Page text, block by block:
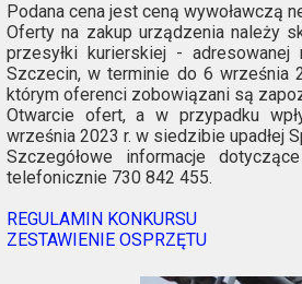
Podana cena jest ceną wywoławczą
Oferty na zakup urządzenia należy
przesyłki kurierskiej -
Szczecin, w terminie do 6 września
którym oferenci zobowiązani są
Otwarcie ofert, a w przypadku
września 2023 r. w siedzibie upadłej
Szczegółowe informacje
telefonicznie 730 842 455.
REGULAMIN KONKURSU
ZESTAWIENIE OSPRZĘTU